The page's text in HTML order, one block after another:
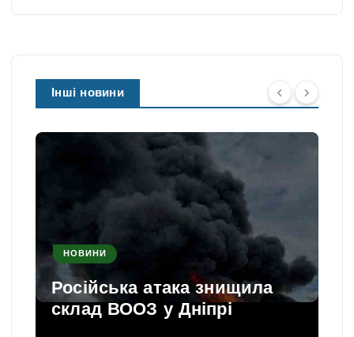
Інші новини
НОВИНИ
Російська атака знищила
склад ВООЗ у Дніпрі